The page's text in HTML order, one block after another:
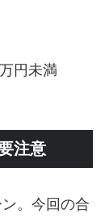
円未満
注意
。今回の合